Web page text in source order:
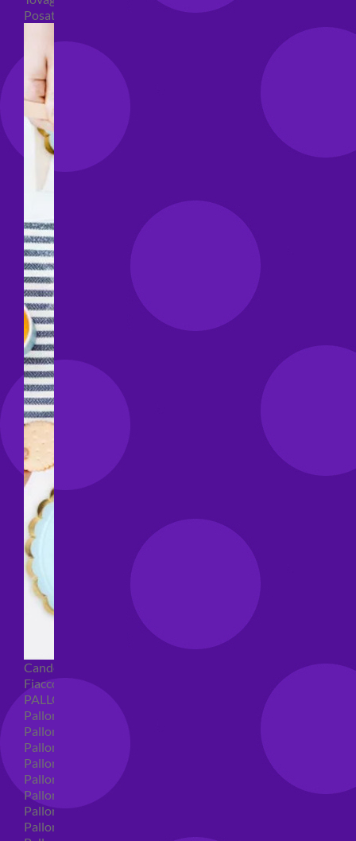
Posate per feste
Candeline compleanno
Fiaccole
PALLONCINI
Palloncini in lattice
Palloncini in lattice monocolore
Palloncini in lattice monocolore dimensione 5"
Palloncini in lattice monocolore dimensione 10"
Palloncini in lattice monocolore dimensione 12"
Palloncini in lattice monocolore dimensione 16"
Palloncini in lattice decorati
Palloncini in lattice decorati dimensione 5"